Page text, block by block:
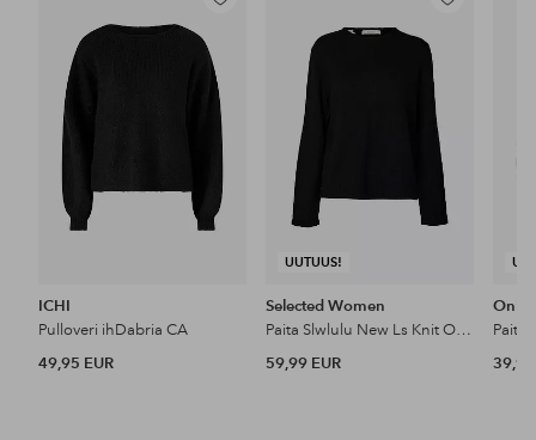
Lisää
ICHI
Pulloveri ihDabria CA
49,95 EUR
UUTUUS!
Lisää
Selected Women
Paita Slwlulu New Ls Knit O-Neck
59,99 EUR
Only
39,99